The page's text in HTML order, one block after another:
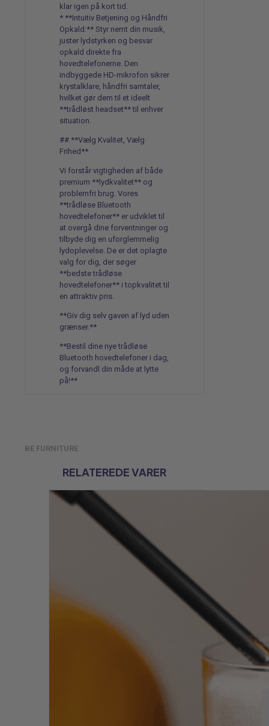
klar igen på kort tid.
* **Intuitiv Betjening og Håndfri
Opkald:** Styr nemt din musik,
juster lydstyrken og besvar
opkald direkte fra
hovedtelefonerne. Den
indbyggede HD-mikrofon sikrer
krystalklare, håndfri samtaler,
hvilket gør dem til et ideelt
**trådløst headset** til enhver
situation.
## **Vælg Kvalitet, Vælg
Frihed**
Vi forstår vigtigheden af både
premium **lydkvalitet** og
problemfri brug. Vores
**trådløse Bluetooth
hovedtelefoner** er udviklet til
at overgå dine forventninger og
tilbyde dig en uforglemmelig
lydoplevelse. De er det oplagte
valg for dig, der søger
**bedste trådløse
hovedtelefoner** i topkvalitet til
en attraktiv pris.
**Giv dig selv gaven af lyd uden
grænser.**
**Bestil dine nye trådløse
Bluetooth hovedtelefoner i dag,
og forvandl din måde at lytte
på!**
BE FURNITURE
RELATEREDE VARER